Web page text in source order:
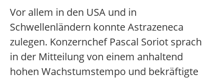
Vor allem in den USA und in
Schwellenländern konnte Astrazeneca
zulegen. Konzernchef Pascal Soriot sprach
in der Mitteilung von einem anhaltend
hohen Wachstumstempo und bekräftigte